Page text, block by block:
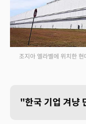
조지아 엘라벨에 위치한
"한국 기업 겨냥